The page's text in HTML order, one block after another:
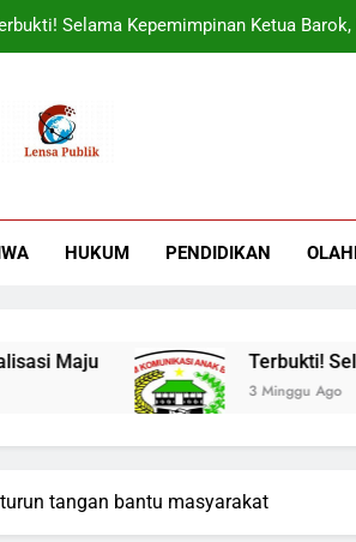
Selama Kepemimpinan Ketua
HUKUM PENDIDIKAN
Terbukti! Selama
3 Minggu Ago
tangan bantu masyarakat